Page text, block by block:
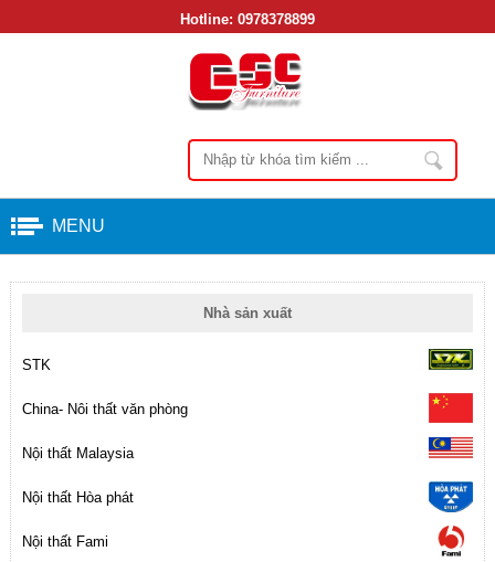
Hotline: 0978378899
MENU
Nhà sản xuất
STK
China- Nôi thất văn phòng
Nội thất Malaysia
Nội thất Hòa phát
Nội thất Fami